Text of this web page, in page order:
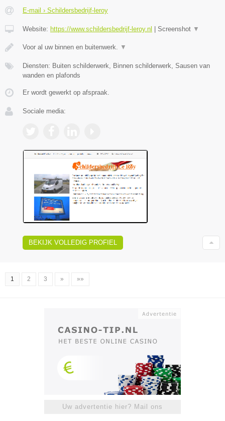
E-mail › Schildersbedrijf-leroy
Website: https://www.schildersbedrijf-leroy.nl Screenshot ▼
Voor al uw binnen en buitenwerk. ▼
Diensten: Buiten schilderwerk, Binnen schilderwerk, Sausen van
wanden en plafonds
Er wordt gewerkt op afspraak.
Sociale media:
BEKIJK VOLLEDIG PROFIEL
1 2 3 » »»
Uw advertentie hier? Mail ons